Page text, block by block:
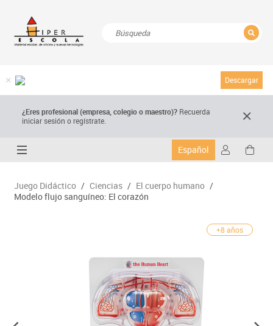
Descargar
¿Eres profesional (empresa, colegio o maestro)? Recuerda
iniciar sesión o regístrate.
Español
Juego Didáctico / Ciencias / El cuerpo humano /
Modelo flujo sanguíneo: El corazón
+8 años